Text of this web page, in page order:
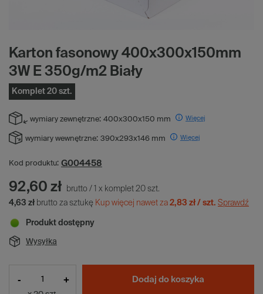
Karton fasonowy 400x300x150mm
3W E 350g/m2 Biały
Komplet 20 szt.
wymiary zewnętrzne: 400x300x150 mm Więcej
wymiary wewnętrzne: 390x293x146 mm Więcej
Kod produktu: G004458
92,60 zł brutto / 1 x komplet 20 szt.
4,63 zł brutto za sztukę Kup więcej nawet za 2,83 zł / szt. Sprawdź
Produkt dostępny
Wysyłka
- + Dodaj do koszyka